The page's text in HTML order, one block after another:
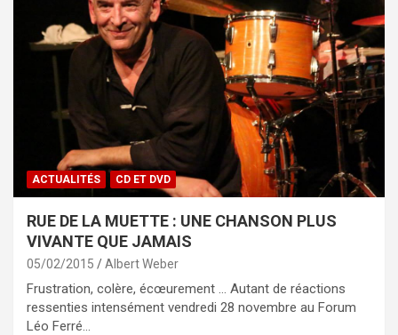
ACTUALITÉS CD ET DVD
RUE DE LA MUETTE : UNE CHANSON PLUS
VIVANTE QUE JAMAIS
05/02/2015 Albert Weber
Frustration, colère, écœurement … Autant de réactions
ressenties intensément vendredi 28 novembre au Forum
Léo Ferré…